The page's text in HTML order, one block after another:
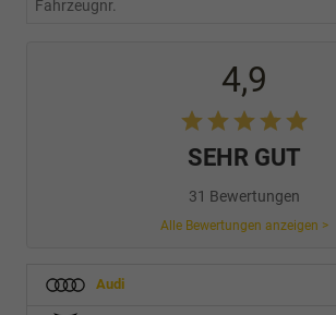
4,9
SEHR GUT
31 Bewertungen
Alle Bewertungen anzeigen >
Audi